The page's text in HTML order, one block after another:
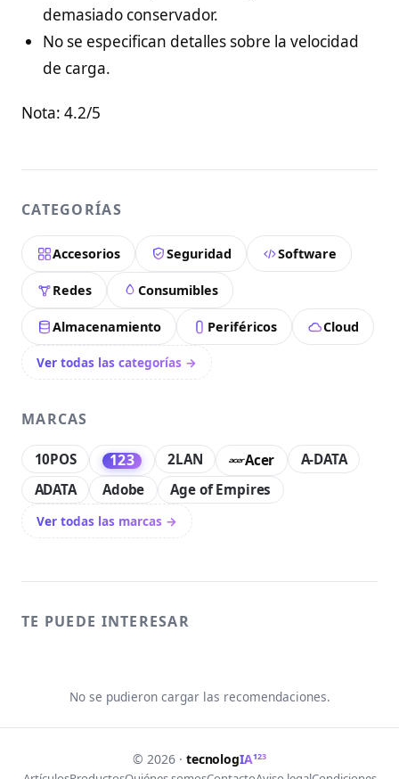
demasiado conservador.
No se especifican detalles sobre la velocidad
de carga.
Nota: 4.2/5
CATEGORÍAS
Accesorios Seguridad Software
Redes Consumibles
Almacenamiento Periféricos Cloud
Ver todas las categorías →
MARCAS
10POS 123 2LAN Acer
A-DATA
ADATA
Adobe Age of Empires
Ver todas las marcas →
TE PUEDE INTERESAR
No se pudieron cargar las recomendaciones.
© 2026 · tecnologIA123